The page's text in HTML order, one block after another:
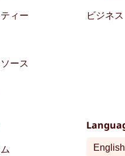
ィー
ース
ビジネス